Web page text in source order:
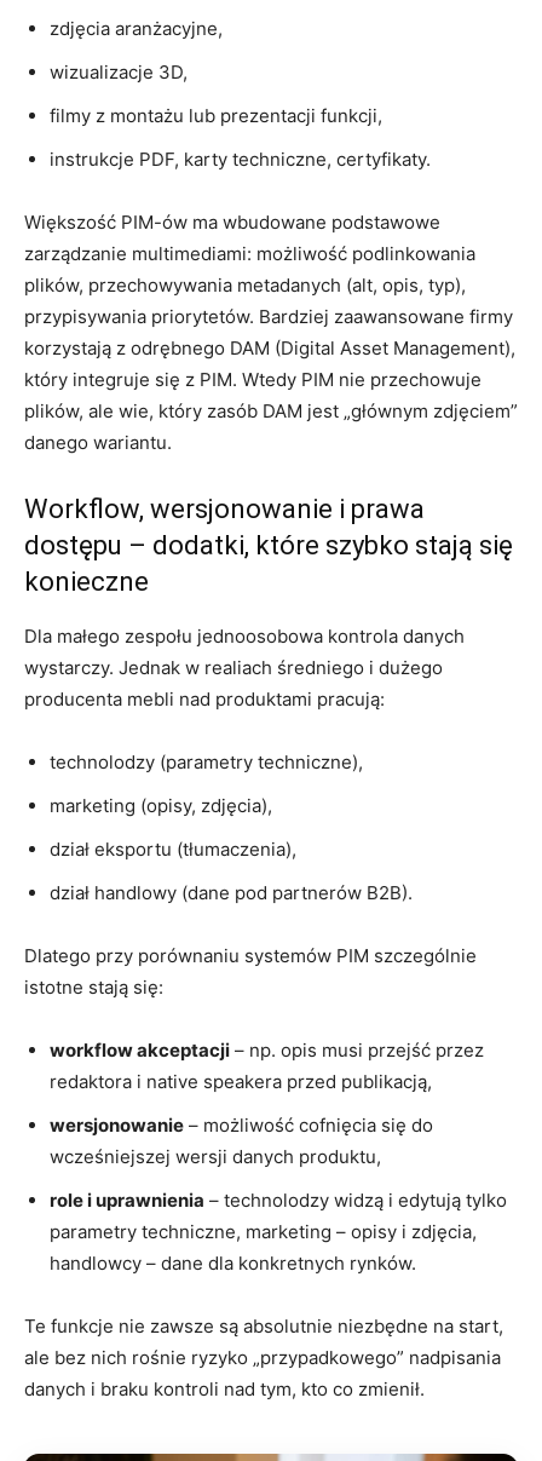
zdjęcia aranżacyjne,
wizualizacje 3D,
filmy z montażu lub prezentacji funkcji,
instrukcje PDF, karty techniczne, certyfikaty.
Większość PIM-ów ma wbudowane podstawowe
zarządzanie multimediami: możliwość podlinkowania
plików, przechowywania metadanych (alt, opis, typ),
przypisywania priorytetów. Bardziej zaawansowane firmy
korzystają z odrębnego DAM (Digital Asset Management),
który integruje się z PIM. Wtedy PIM nie przechowuje
plików, ale wie, który zasób DAM jest „głównym zdjęciem”
danego wariantu.
Workflow, wersjonowanie i prawa
dostępu – dodatki, które szybko stają się
konieczne
Dla małego zespołu jednoosobowa kontrola danych
wystarczy. Jednak w realiach średniego i dużego
producenta mebli nad produktami pracują:
technolodzy (parametry techniczne),
marketing (opisy, zdjęcia),
dział eksportu (tłumaczenia),
dział handlowy (dane pod partnerów B2B).
Dlatego przy porównaniu systemów PIM szczególnie
istotne stają się:
workflow akceptacji – np. opis musi przejść przez
redaktora i native speakera przed publikacją,
wersjonowanie – możliwość cofnięcia się do
wcześniejszej wersji danych produktu,
role i uprawnienia – technolodzy widzą i edytują tylko
parametry techniczne, marketing – opisy i zdjęcia,
handlowcy – dane dla konkretnych rynków.
Te funkcje nie zawsze są absolutnie niezbędne na start,
ale bez nich rośnie ryzyko „przypadkowego” nadpisania
danych i braku kontroli nad tym, kto co zmienił.